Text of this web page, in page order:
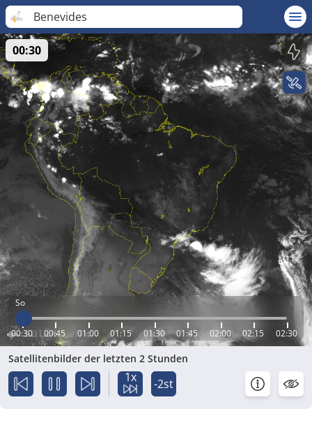
Benevides
So
00:30 00:45 01:00 01:15 01:30 01:45 02:00 02:15 02:30
00:30
Satellitenbilder der letzten 2 Stunden
1x -2st